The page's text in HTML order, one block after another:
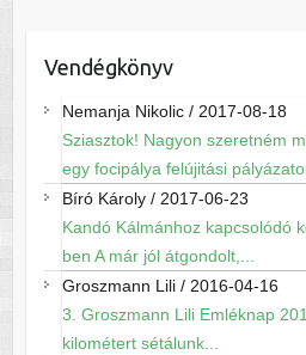
Vendégkönyv
Nemanja Nikolic/ 2017-08-18
Sziasztok! Nagyon szeretném
egy focipálya felújitási
Bíró Károly/ 2017-06-23
Kandó Kálmánhoz kapcsolódó
ben A már jól átgondolt,...
Groszmann Lili/ 2016-04-16
3. Groszmann Lili Emléknap
kilométert sétálunk...